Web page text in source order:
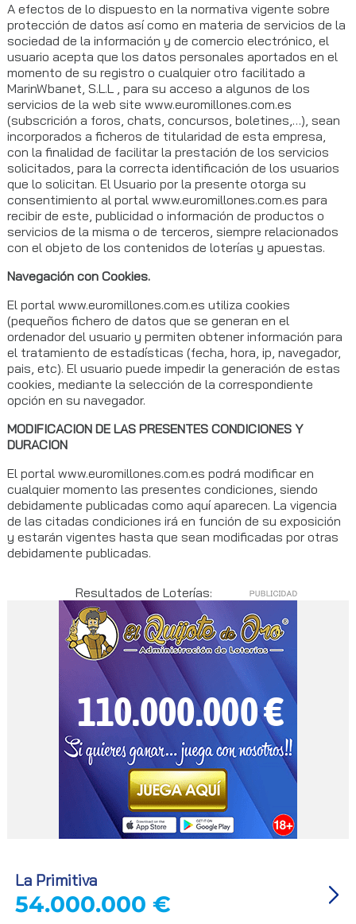
A efectos de lo dispuesto en la normativa vigente sobre
protección de datos así como en materia de servicios de la
sociedad de la información y de comercio electrónico, el
usuario acepta que los datos personales aportados en el
momento de su registro o cualquier otro facilitado a
MarinWbanet, S.L.L , para su acceso a algunos de los
servicios de la web site www.euromillones.com.es
(subscrición a foros, chats, concursos, boletines,…), sean
incorporados a ficheros de titularidad de esta empresa,
con la finalidad de facilitar la prestación de los servicios
solicitados, para la correcta identificación de los usuarios
que lo solicitan. El Usuario por la presente otorga su
consentimiento al portal www.euromillones.com.es para
recibir de este, publicidad o información de productos o
servicios de la misma o de terceros, siempre relacionados
con el objeto de los contenidos de loterías y apuestas.
Navegación con Cookies.
El portal www.euromillones.com.es utiliza cookies
(pequeños fichero de datos que se generan en el
ordenador del usuario y permiten obtener información para
el tratamiento de estadísticas (fecha, hora, ip, navegador,
pais, etc). El usuario puede impedir la generación de estas
cookies, mediante la selección de la correspondiente
opción en su navegador.
MODIFICACION DE LAS PRESENTES CONDICIONES Y
DURACION
El portal www.euromillones.com.es podrá modificar en
cualquier momento las presentes condiciones, siendo
debidamente publicadas como aquí aparecen. La vigencia
de las citadas condiciones irá en función de su exposición
y estarán vigentes hasta que sean modificadas por otras
debidamente publicadas.
Resultados de Loterías:
La Primitiva
54.000.000 €